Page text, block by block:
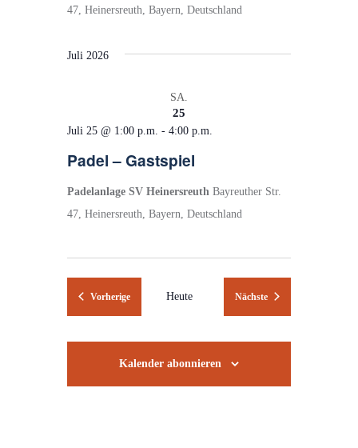
47, Heinersreuth, Bayern, Deutschland
Juli 2026
SA.
25
Padel – Gastspiel
Juli 25 @ 1:00 p.m. - 4:00 p.m.
Padelanlage SV Heinersreuth Bayreuther Str.
47, Heinersreuth, Bayern, Deutschland
VorherigeVeranstaltungen
Heute NächsteVeranstaltungen
Kalender abonnieren